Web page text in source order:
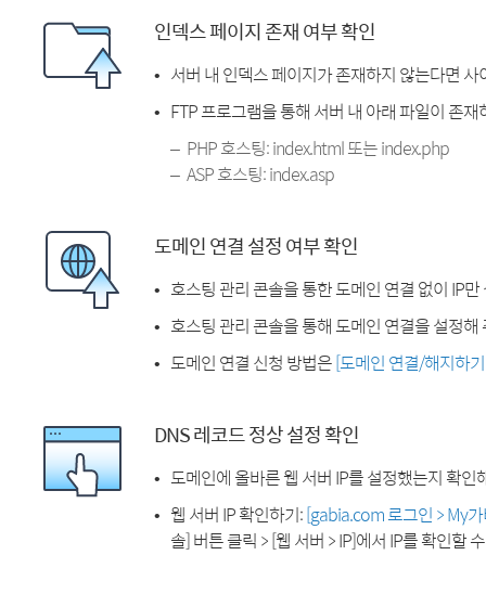
인덱스 페이지 존재 여부 확인
서버 내 인덱스 페이지가 존재하지 않는다면
FTP 프로그램을 통해 서버 내 아래 파일이 존
PHP 호스팅: index.html 또는 index.php
ASP 호스팅: index.asp
도메인 연결 설정 여부 확인
호스팅 관리 콘솔을 통한 도메인 연결 없이 IP
호스팅 관리 콘솔을 통해 도메인 연결을 설정해
도메인 연결 신청 방법은[도메인 연결/해지하
DNS 레코드 정상 설정 확인
도메인에 올바른 웹 서버 IP를 설정했는지 확인
웹 서버 IP 확인하기:[gabia.com 로그인 > My
솔] 버튼 클릭 > [웹 서버 > IP]에서 IP를 확인할